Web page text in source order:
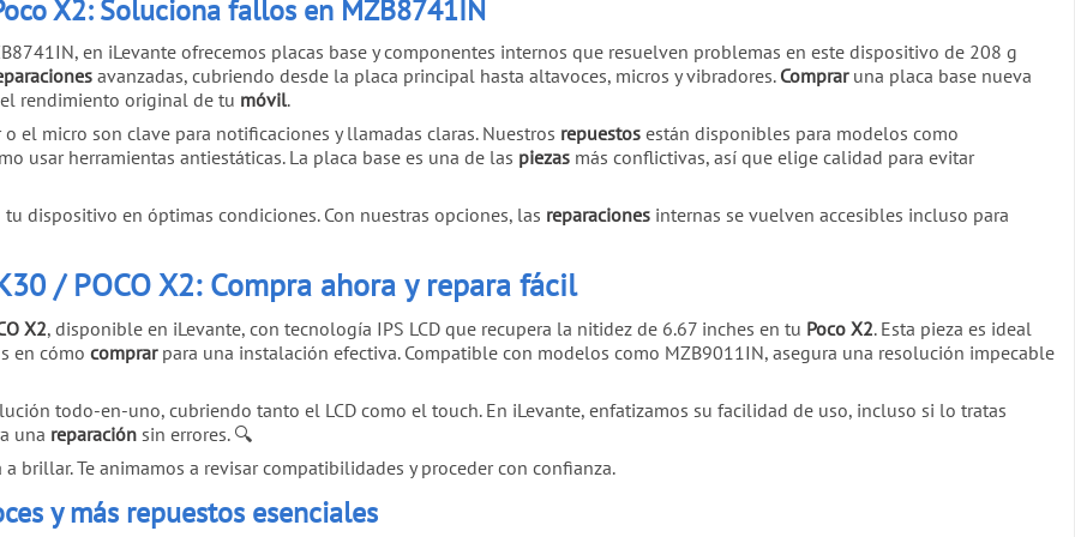
X2: Soluciona fallos en MZB8741IN
en iLevante ofrecemos placas base y componentes internos que resuelven problemas en este dispositivo de 208 g
avanzadas, cubriendo desde la placa principal hasta altavoces, micros y vibradores. Compraruna placa base nueva
rendimiento original de tu móvil.
el micro son clave para notificaciones y llamadas claras. Nuestros repuestos están disponibles para modelos como
usar herramientas antiestáticas. La placa base es una de las piezas más conflictivas, así que elige calidad para evitar
dispositivo en óptimas condiciones. Con nuestras opciones, las reparaciones internas se vuelven accesibles incluso para
/ POCO X2: Compra ahora y repara fácil
X2, disponible en iLevante, con tecnología IPS LCD que recupera la nitidez de 6.67 inches en tu Poco X2. Esta pieza es ideal
en cómo comprarpara una instalación efectiva. Compatible con modelos como MZB9011IN, asegura una resolución impecable
todo-en-uno, cubriendo tanto el LCD como el touch. En iLevante, enfatizamos su facilidad de uso, incluso si lo tratas
una reparación sin errores. 🔍
brillar. Te animamos a revisar compatibilidades y proceder con confianza.
y más repuestos esenciales